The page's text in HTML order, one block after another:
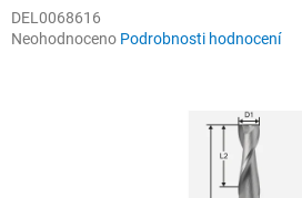
DEL0068616
Průměrné
Neohodnoceno Podrobnosti hodnocení